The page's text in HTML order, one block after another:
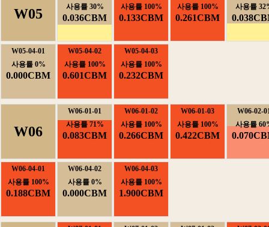
W05
사용률30%
0.036CBM
사용률100%
0.133CBM
사용률100%
0.261CBM
사용률
W05-04-01
사용률0%
0.000CBM
W05-04-02
사용률100%
0.601CBM
W05-04-03
사용률100%
0.232CBM
W06
W06-01-01
사용률71%
0.083CBM
W06-01-02
사용률100%
0.266CBM
W06-01-03
사용률100%
0.422CBM
W06-02-
사용률
W06-04-01
사용률100%
0.188CBM
W06-04-02
사용률0%
0.000CBM
W06-04-03
사용률100%
1.900CBM